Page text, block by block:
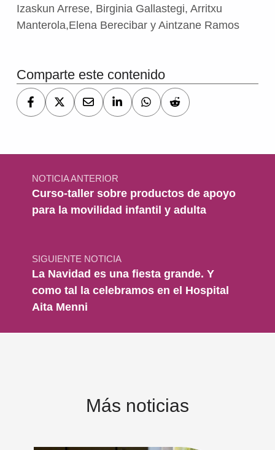
Izaskun Arrese, Birginia Gallastegi, Arritxu
Manterola,Elena Berecibar y Aintzane Ramos
Comparte este contenido
Navegación de entradas
NOTICIA ANTERIOR
Curso-taller sobre productos de apoyo
para la movilidad infantil y adulta
SIGUIENTE NOTICIA
La Navidad es una fiesta grande. Y
como tal la celebramos en el Hospital
Aita Menni
Más noticias